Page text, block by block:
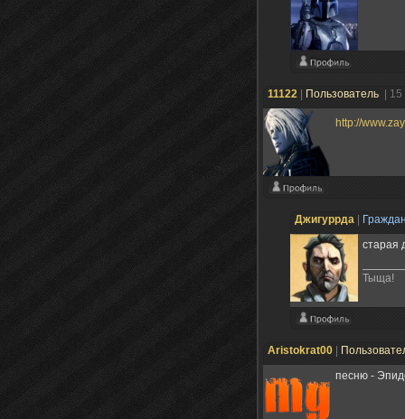
11122 Пользователь |
http://
Джигуррда
старая
Тыща!
Aristokrat00
песню -